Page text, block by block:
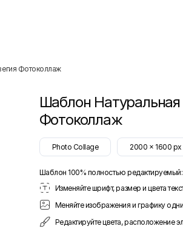
Фотоколлаж
Шаблон
Фотоколлаж
Photo Collage 2000 x 1600 px
Шаблон 100% полностью редактируемый:
Изменяйте шрифт, размер и цвета
Меняйте изображения и графику
Редактируйте цвета, расположение